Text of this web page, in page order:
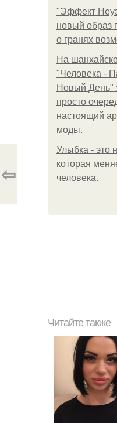
"Эффект
новый образ
о гранях
На
"Человека -
Новый День"
просто
настоящий
моды.
Улыбка - это
которая
человека.
⇦
Читайте также